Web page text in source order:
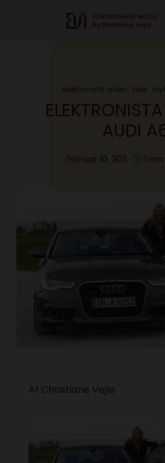
elektronista video biler
AUDI
februar 10, 2011 1
Af Christiane Vejlø